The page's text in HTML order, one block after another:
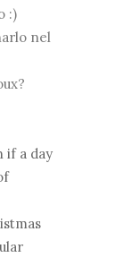
:)
nel
if a day